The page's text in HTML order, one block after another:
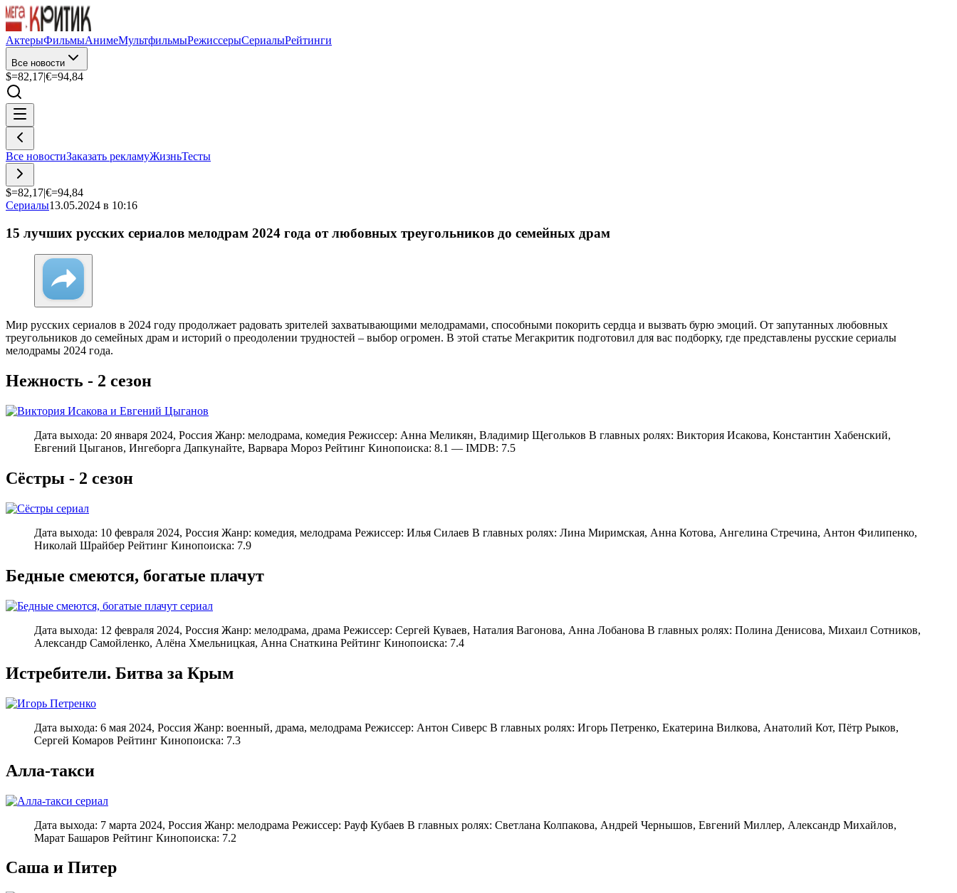
АктерыФильмыАнимеМультфильмыРежиссерыСериалыРейтинги
Все новости
$=82,17|€=94,84
Все новостиЗаказать рекламуЖизньТесты
$=82,17|€=94,84
Сериалы13.05.2024 в 10:16
15 лучших русских сериалов мелодрам 2024 года от любовных треугольников до семейных драм
Мир русских сериалов в 2024 году продолжает радовать зрителей захватывающими мелодрамами, способными покорить сердца и вызвать бурю эмоций. От запутанных любовных
треугольников до семейных драм и историй о преодолении трудностей – выбор огромен. В этой статье Мегакритик подготовил для вас подборку, где представлены русские сериалы
мелодрамы 2024 года.
Нежность - 2 сезон
Дата выхода: 20 января 2024, Россия Жанр: мелодрама, комедия Режиссер: Анна Меликян, Владимир Щегольков В главных ролях: Виктория Исакова, Константин Хабенский,
Евгений Цыганов, Ингеборга Дапкунайте, Варвара Мороз Рейтинг Кинопоиска: 8.1 — IMDB: 7.5
Сёстры - 2 сезон
Дата выхода: 10 февраля 2024, Россия Жанр: комедия, мелодрама Режиссер: Илья Силаев В главных ролях: Лина Миримская, Анна Котова, Ангелина Стречина, Антон Филипенко,
Николай Шрайбер Рейтинг Кинопоиска: 7.9
Бедные смеются, богатые плачут
Дата выхода: 12 февраля 2024, Россия Жанр: мелодрама, драма Режиссер: Сергей Куваев, Наталия Вагонова, Анна Лобанова В главных ролях: Полина Денисова, Михаил Сотников,
Александр Самойленко, Алёна Хмельницкая, Анна Снаткина Рейтинг Кинопоиска: 7.4
Истребители. Битва за Крым
Дата выхода: 6 мая 2024, Россия Жанр: военный, драма, мелодрама Режиcсер: Антон Сиверс В главных ролях: Игорь Петренко, Екатерина Вилкова, Анатолий Кот, Пётр Рыков,
Сергей Комаров Рейтинг Кинопоиска: 7.3
Алла-такси
Дата выхода: 7 марта 2024, Россия Жанр: мелодрама Режиссер: Рауф Кубаев В главных ролях: Светлана Колпакова, Андрей Чернышов, Евгений Миллер, Александр Михайлов,
Марат Башаров Рейтинг Кинопоиска: 7.2
Саша и Питер